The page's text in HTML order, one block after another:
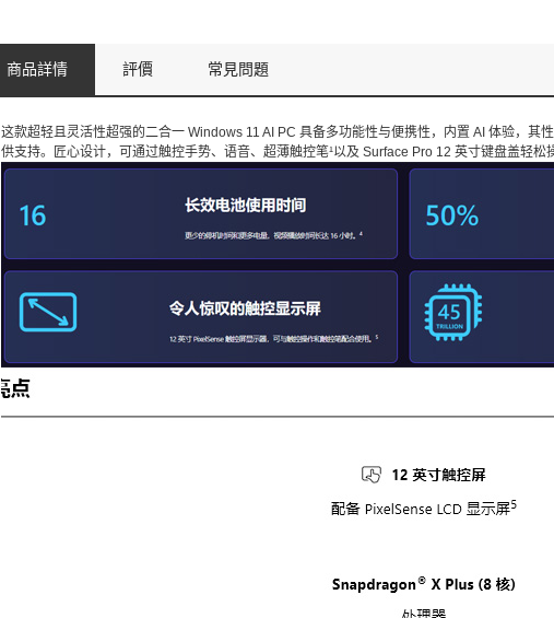
商品詳情 評價 常見問題
这款超轻且灵活性超强的二合一 Windows 11 AI PC 具备多功能性与便携性，内置 AI 体验，其
供支持。匠心设计，可通过触控手势、语音、超薄触控笔¹以及 Surface Pro 12 英寸键盘盖轻松